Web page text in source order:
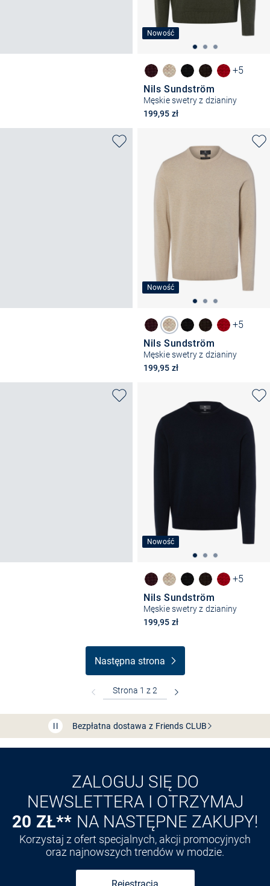
Nowość
+5
Nils Sundström
Męskie swetry z dzianiny
199,95 zł
Nowość
+5
Nils Sundström
Męskie swetry z dzianiny
199,95 zł
Nowość
+5
Nils Sundström
Męskie swetry z dzianiny
199,95 zł
Następna strona
Bezpłatna dostawa z Friends
Przedłużenie czasu zwrotu towaru: 60 dni
Odkryj aplikację VANGRAAF
ZALOGUJ SIĘ DO
NEWSLETTERA I OTRZYMAJ
20 ZŁ** NA NASTĘPNE ZAKUPY!
Korzystaj z ofert specjalnych, akcji promocyjnych
oraz najnowszych trendów w modzie.
Rejestracja